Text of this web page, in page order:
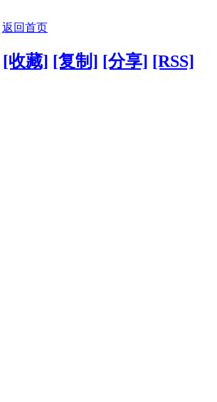
返回首页
[收藏] [复制] [分享] [RSS]